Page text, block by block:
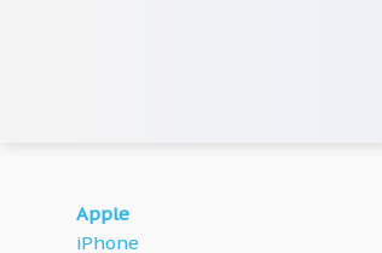
Apple
iPhone